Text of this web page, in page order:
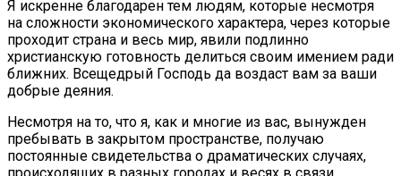
Я искренне благодарен тем людям, которые несмотря
на сложности экономического характера, через которые
проходит страна и весь мир, явили подлинно
христианскую готовность делиться своим имением ради
ближних. Всещедрый Господь да воздаст вам за ваши
добрые деяния.
Несмотря на то, что я, как и многие из вас, вынужден
пребывать в закрытом пространстве, получаю
постоянные свидетельства о драматических случаях,